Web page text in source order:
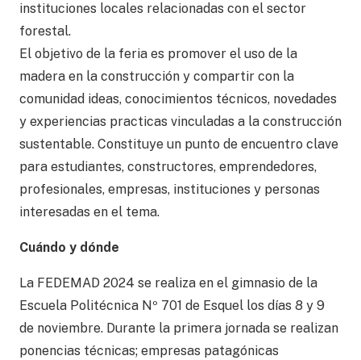
instituciones locales relacionadas con el sector
forestal.
El objetivo de la feria es promover el uso de la
madera en la construcción y compartir con la
comunidad ideas, conocimientos técnicos, novedades
y experiencias practicas vinculadas a la construcción
sustentable. Constituye un punto de encuentro clave
para estudiantes, constructores, emprendedores,
profesionales, empresas, instituciones y personas
interesadas en el tema.
Cuándo y dónde
La FEDEMAD 2024 se realiza en el gimnasio de la
Escuela Politécnica Nº 701 de Esquel los días 8 y 9
de noviembre. Durante la primera jornada se realizan
ponencias técnicas; empresas patagónicas